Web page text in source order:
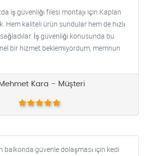
iş güvenliği filesi montajı için Kaplan
Hem kaliteli ürün sundular hem de hızlı
İş güvenliği konusunda bu
bir hizmet beklemiyordum, memnun
Mehmet Kara - Müşteri
balkonda güvenle dolaşması için kedi